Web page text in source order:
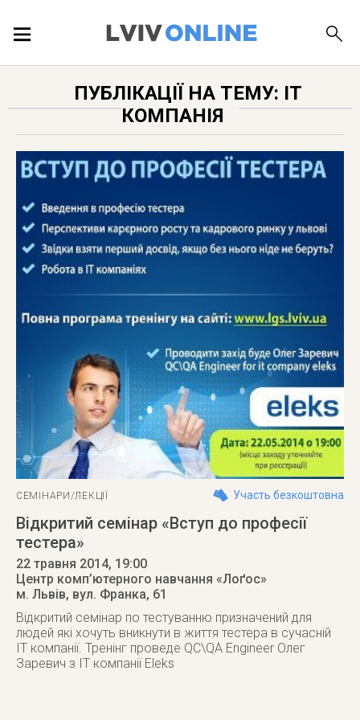
ПУБЛІКАЦІЇ
ПУБЛІКАЦІЇ НА ТЕМУ: ІТ
КОМПАНІЯ
СЕМІНАРИ/ЛЕКЦІЇ Участь безкоштовна
Відкритий семінар «Вступ до професії
тестера»
22 травня 2014, 19:00
Центр комп’ютерного навчання «Лоґос»
м. Львів, вул. Франка, 61
Відкритий семінар по тестуванню призначений для
людей які хочуть вникнути в життя тестера в сучасній
ІТ компанії. Тренінг проведе QC\QA Engineer Олег
Заревич з ІТ компанії Eleks